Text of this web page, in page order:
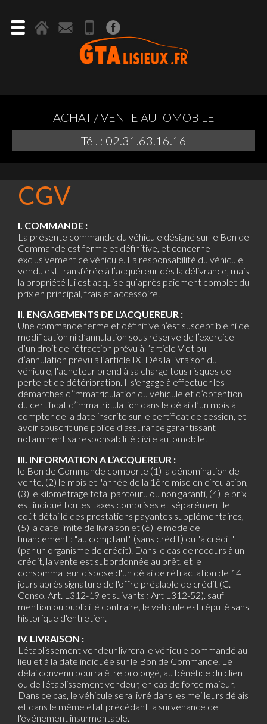
ACHAT / VENTE AUTOMOBILE
Tél. : 02.31.63.16.16
CGV
I. COMMANDE :
La présente commande du véhicule désigné sur le Bon de
Commande est ferme et définitive, et concerne
exclusivement ce véhicule. La responsabilité du véhicule
vendu est transférée à l’acquéreur dès la délivrance, mais
la propriété lui est acquise qu’après paiement complet du
prix en principal, frais et accessoire.
II. ENGAGEMENTS DE L'ACQUEREUR :
Une commande ferme et définitive n’est susceptible ni de
modification ni d’annulation sous réserve de l’exercice
d’un droit de rétraction prévu à l’article V et ou
d’annulation prévu à l’article IX. Dès la livraison du
véhicule, l'acheteur prend à sa charge tous risques de
perte et de détérioration. Il s'engage à effectuer les
démarches d’immatriculation du véhicule et d’obtention
du certificat d’immatriculation dans le délai d’un mois à
compter de la date inscrite sur le certificat de cession, et
avoir souscrit une police d'assurance garantissant
notamment sa responsabilité civile automobile.
III. INFORMATION A L’ACQUEREUR :
le Bon de Commande comporte (1) la dénomination de
vente, (2) le mois et l'année de la 1ère mise en circulation,
(3) le kilométrage total parcouru ou non garanti, (4) le prix
est indiqué toutes taxes comprises et séparément le
coût détaillé des prestations payantes supplémentaires,
(5) la date limite de livraison et (6) le mode de
financement : "au comptant" (sans crédit) ou "à crédit"
(par un organisme de crédit). Dans le cas de recours à un
crédit, la vente est subordonnée au prêt, et le
consommateur dispose d'un délai de rétractation de 14
jours après signature de l'offre préalable de crédit (C.
Conso, Art. L312-19 et suivants ; Art L312-52). sauf
mention ou publicité contraire, le véhicule est réputé sans
historique d'entretien.
IV. LIVRAISON :
L'établissement vendeur livrera le véhicule commandé au
lieu et à la date indiquée sur le Bon de Commande. Le
délai convenu pourra être prolongé, au bénéfice du client
ou de l'établissement vendeur, en cas de force majeur.
Dans ce cas, le véhicule sera livré dans les meilleurs délais
et dans le même état précédant la survenance de
l'événement insurmontable.